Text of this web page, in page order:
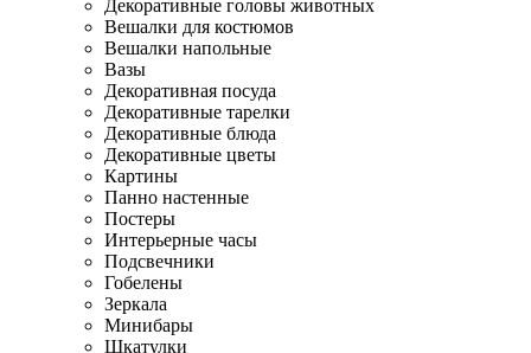
Декоративные головы животных
Вешалки для костюмов
Вешалки напольные
Вазы
Декоративная посуда
Декоративные тарелки
Декоративные блюда
Декоративные цветы
Картины
Панно настенные
Постеры
Интерьерные часы
Подсвечники
Гобелены
Зеркала
Минибары
Шкатулки